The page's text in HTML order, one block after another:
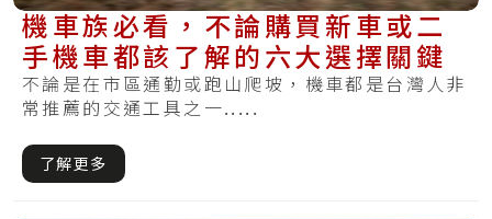
機車族必看，不論購買新車或二
手機車都該了解的六大選擇關鍵
不論是在市區通勤或跑山爬坡，機車都是台灣人非
常推薦的交通工具之一.....
了解更多